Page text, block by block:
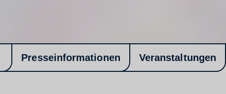
Presseinformationen Veranstaltungen